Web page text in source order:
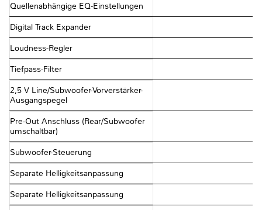
Quellenabhängige EQ-Einstellungen
Digital Track Expander
Loudness-Regler
Tiefpass-Filter
2,5 V Line/Subwoofer-Vorverstärker-
Ausgangspegel
Pre-Out Anschluss (Rear/Subwoofer
umschaltbar)
Subwoofer-Steuerung
Separate Helligkeitsanpassung
Separate Helligkeitsanpassung